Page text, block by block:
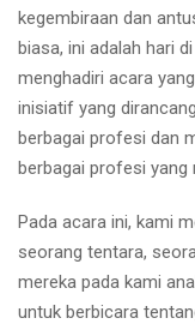
kegembiraan dan
biasa, ini adalah hari
menghadiri acara
inisiatif yang
berbagai profesi dan
berbagai profesi yang
Pada acara ini, kami
seorang tentara,
mereka pada kami
untuk berbicara